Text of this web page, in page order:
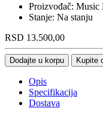
Proizvođač: Music
Stanje: Na stanju
RSD 13.500,00
Dodajte u korpu Kupite
Opis
Specifikacija
Dostava